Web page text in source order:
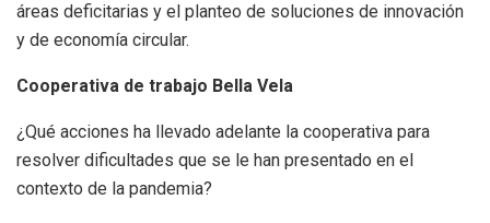
áreas deficitarias y el planteo de soluciones de innovación
y de economía circular.
Cooperativa de trabajo Bella Vela
¿Qué acciones ha llevado adelante la cooperativa para
resolver dificultades que se le han presentado en el
contexto de la pandemia?